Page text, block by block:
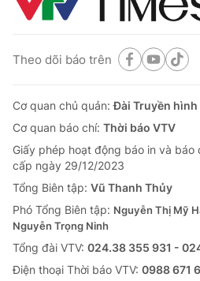
Theo dõi báo trên
Cơ quan chủ quản:Đài Truyền hình
Cơ quan báo chí: Thời báo VTV
Giấy phép hoạt động báo in và báo
cấp ngày 29/12/2023
Tổng Biên tập: Vũ Thanh Thủy
Phó Tổng Biên tập: Nguyễn Thị Mỹ
Nguyễn Trọng Ninh
Tổng đài VTV: 024.38 355 931 -
Ðiện thoại Thời báo VTV: 0988 671